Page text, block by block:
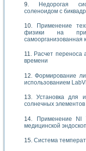
Недорогая
соленоидом с
Применение
физики на
самоорганизованная
Расчет переноса
времени
Формирование
использованием
Установка для
солнечных
Применение NI
медицинской
Система